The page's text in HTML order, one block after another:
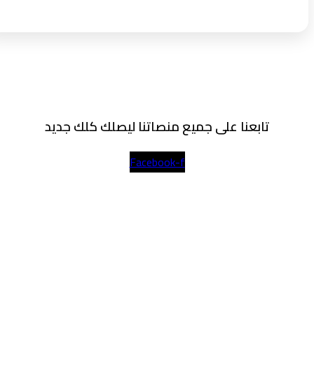
تابعنا على جميع منصاتنا ليصلك كلك جديد
Facebook-f